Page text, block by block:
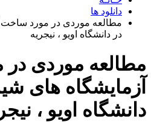
دانلود ها
مطالعه موردی در مورد ساخت
در دانشگاه اویو ، نیجریه
مطالعه موردی
آزمایشگاه های
دانشگاه اویو ،